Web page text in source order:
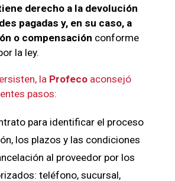
derecho a la devolución
pagadas y, en su caso, a
o compensación conforme
la ley.
la Profecoaconsejó
pasos:
para identificar el proceso
los plazos y las condiciones
al proveedor por los
teléfono, sucursal,